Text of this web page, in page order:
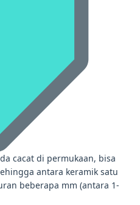
cacat di permukaan, bisa
antara keramik satu
beberapa mm (antara 1-